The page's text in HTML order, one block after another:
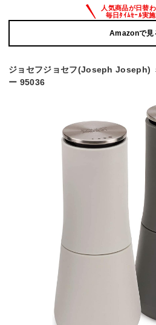
Amazonで見
ジョセフジョセフ(Joseph Joseph)
ー 95036